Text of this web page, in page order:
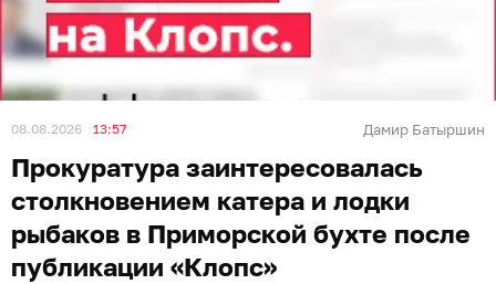
08.08.2026 13:57 Дамир Батыршин
Прокуратура заинтересовалась
столкновением катера и лодки
рыбаков в Приморской бухте после
публикации «Клопс»